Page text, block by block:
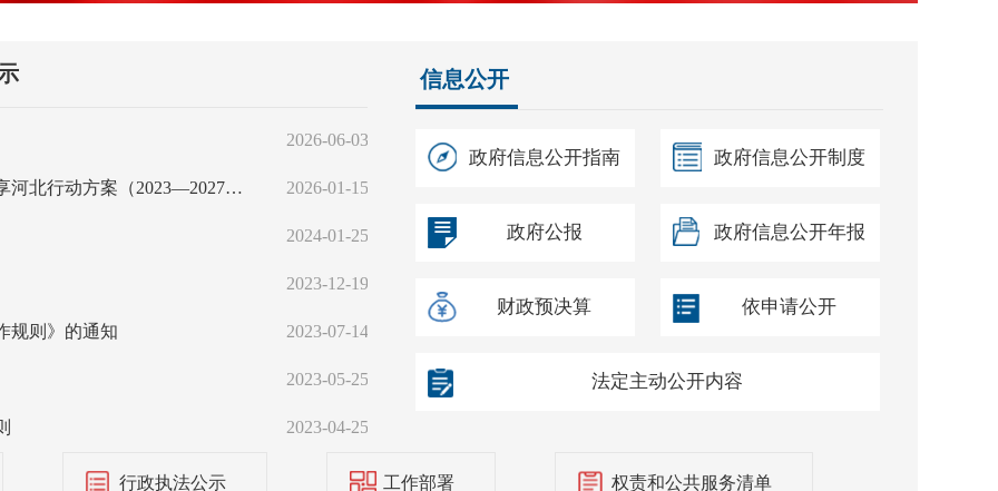
2026-06-03
关于落实《加快建设京畿福地、老有颐养的乐享河北行动方案（2023—2027年）》实施方案 2026-01-15
2024-01-25
2023-12-19
规则》的通知 2023-07-14
2023-05-25
2023-04-25
关于《巨鹿县暴雨灾害防御实施办法》的政策解读
出台《巨鹿县政府非税收入收缴管理规定（试行）》政策解读
2023年政务公开要点图解
信息公开
政府信息公开指南 政府信息公开制度
政府公报 政府信息公开年报
财政预决算 依申请公开
法定主动公开内容
行政执法公示 工作部署 权责和公共服务清单